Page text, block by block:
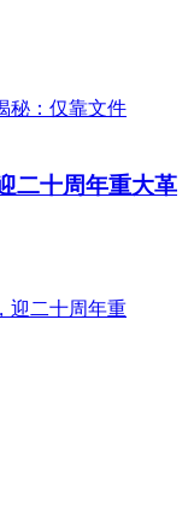
二十周年重大革